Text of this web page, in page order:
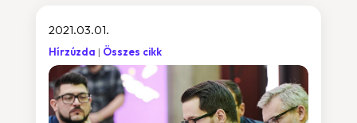
2021.03.01.
Hírzúzda Összes cikk